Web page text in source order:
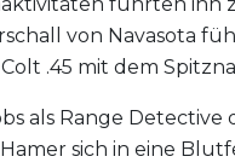
von Navasota
.45 mit dem
als Range
Hamer sich in eine